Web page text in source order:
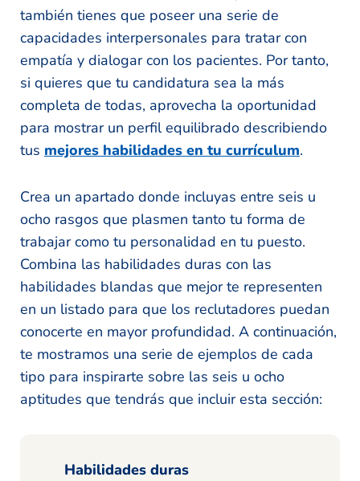
también tienes que poseer una serie de
capacidades interpersonales para tratar con
empatía y dialogar con los pacientes. Por tanto,
si quieres que tu candidatura sea la más
completa de todas, aprovecha la oportunidad
para mostrar un perfil equilibrado describiendo
tus mejores habilidades en tu currículum.
Crea un apartado donde incluyas entre seis u
ocho rasgos que plasmen tanto tu forma de
trabajar como tu personalidad en tu puesto.
Combina las habilidades duras con las
habilidades blandas que mejor te representen
en un listado para que los reclutadores puedan
conocerte en mayor profundidad. A continuación,
te mostramos una serie de ejemplos de cada
tipo para inspirarte sobre las seis u ocho
aptitudes que tendrás que incluir esta sección:
Habilidades duras